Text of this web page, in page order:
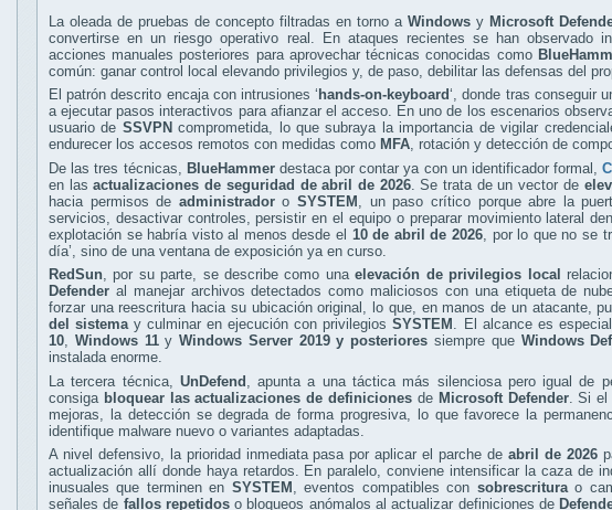
La oleada de pruebas de concepto filtradas en torno a Windows y Microsoft
convertirse en un riesgo operativo real. En ataques recientes se han observado
acciones manuales posteriores para aprovechar técnicas conocidas como
común: ganar control local elevando privilegios y, de paso, debilitar las defensas del
El patrón descrito encaja con intrusiones ‘ hands-on-keyboard‘, donde tras conseguir
a ejecutar pasos interactivos para afianzar el acceso. En uno de los escenarios
usuario de SSVPN comprometida, lo que subraya la importancia de vigilar
endurecer los accesos remotos con medidas como MFA, rotación y detección de
De las tres técnicas,
BlueHammerdestaca por contar ya con un identificador formal,
en lasactualizaciones de seguridad de abril de 2026. Se trata de un vector de
hacia permisos de administradoroSYSTEM
, un paso crítico porque abre la
servicios, desactivar controles, persistir en el equipo o preparar movimiento lateral
explotación se habría visto al menos desde el 10 de abril de 2026 , por lo que no se
día’, sino de una ventana de exposición ya en curso.
RedSun, por su parte, se describe como unaelevación de privilegios local
Defender al manejar archivos detectados como maliciosos con una etiqueta de
forzar una reescritura hacia su ubicación original, lo que, en manos de un atacante,
del sistemay culminar en ejecución con privilegiosSYSTEM . El alcance es
10, Windows 11yWindows Server 2019 y posteriores siempre que Windows
instalada enorme.
La tercera técnica, UnDefend
, apunta a una táctica más silenciosa pero igual de
consiga bloquear las actualizaciones de definiciones de Microsoft Defender. Si el
mejoras, la detección se degrada de forma progresiva, lo que favorece la
identifique malware nuevo o variantes adaptadas.
A nivel defensivo, la prioridad inmediata pasa por aplicar el parche de abril de 2026
actualización allí donde haya retardos. En paralelo, conviene intensificar la caza de
inusuales que terminen en SYSTEM , eventos compatibles con sobrescriturao
señales de fallos repetidoso bloqueos anómalos al actualizar definiciones de